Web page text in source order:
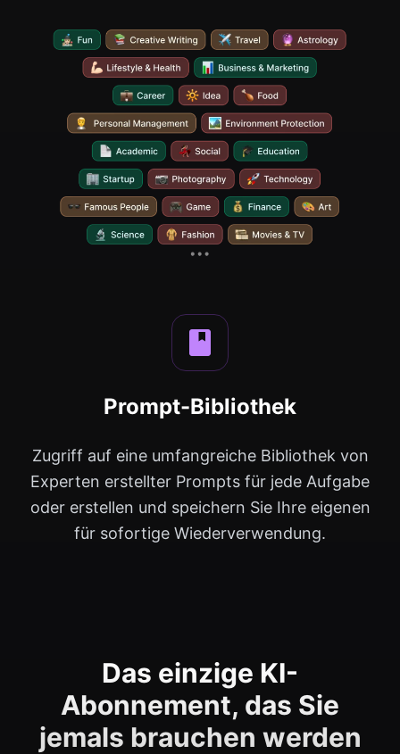
Prompt-Bibliothek
Zugriff auf eine umfangreiche Bibliothek von
Experten erstellter Prompts für jede Aufgabe
oder erstellen und speichern Sie Ihre eigenen
für sofortige Wiederverwendung.
Das einzige KI-
Abonnement, das Sie
jemals brauchen werden